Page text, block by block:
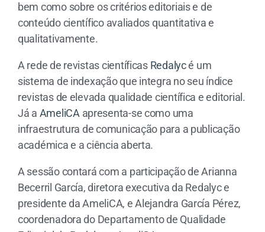
bem como sobre os critérios editoriais e de
conteúdo científico avaliados quantitativa e
qualitativamente.
A rede de revistas científicas Redalycé um
sistema de indexação que integra no seu índice
revistas de elevada qualidade científica e editorial.
Já a AmeliCAapresenta-se como uma
infraestrutura de comunicação para a publicação
académica e a ciência aberta.
A sessão contará com a participação de Arianna
Becerril García, diretora executiva da Redalyc e
presidente da AmeliCA, e Alejandra García Pérez,
coordenadora do Departamento de Qualidade